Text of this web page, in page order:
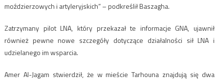
moździerzowych i artyleryjskich” – podkreślił Baszagha.
Zatrzymany pilot LNA, który przekazał te informacje GNA, ujawnił
również pewne nowe szczegóły dotyczące działalności sił LNA i
udzielanego im wsparcia.
Amer Al-Jagam stwierdził, że w mieście Tarhouna znajdują się dwa